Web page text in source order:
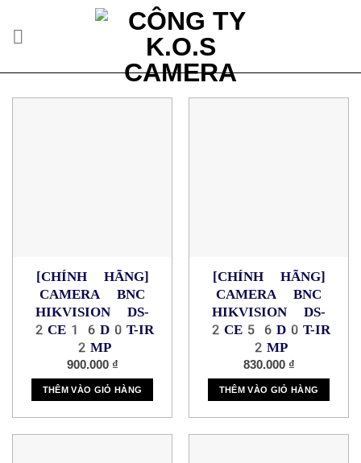
[CHÍNH HÃNG]
CAMERA BNC
HIKVISION DS-
2CE16D0T-IR
2MP
900.000 ₫
THÊM VÀO GIỎ HÀNG
[CHÍNH HÃNG]
CAMERA BNC
HIKVISION DS-
2CE56D0T-IR
2MP
830.000 ₫
THÊM VÀO GIỎ HÀNG